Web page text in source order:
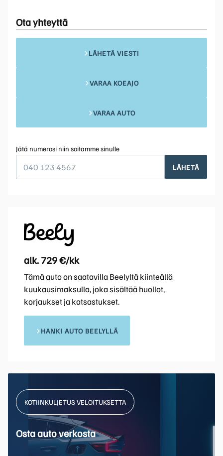
Ota yhteyttä
LÄHETÄ VIESTI
VARAA KOEAJO
VARAA AUTO
Jätä numerosi niin soitamme sinulle
LÄHETÄ
alk. 729 €/kk
Tämä auto on saatavilla Beelyltä kiinteällä
kuukausimaksulla, joka sisältää huollot,
korjaukset ja katsastukset.
HANKI AUTO BEELYLLÄ
KOTIINKULJETUS VELOITUKSETTA
Osta auto verkosta